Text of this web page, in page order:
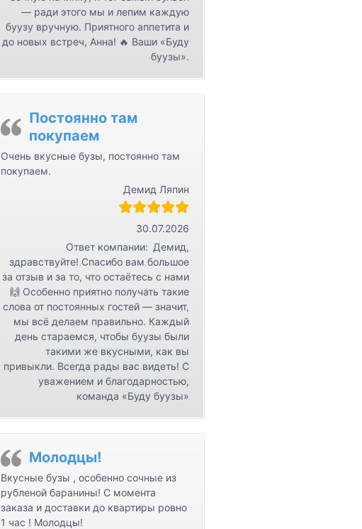
— ради этого мы и лепим каждую
буузу вручную. Приятного аппетита и
до новых встреч, Анна! 🔥 Ваши «Буду
буузы».
Постоянно там
покупаем
Очень вкусные бузы, постоянно там
покупаем.
Демид Ляпин
30.07.2026
Ответ компании: Демид,
здравствуйте! Спасибо вам большое
за отзыв и за то, что остаётесь с нами
🙌 Особенно приятно получать такие
слова от постоянных гостей — значит,
мы всё делаем правильно. Каждый
день стараемся, чтобы буузы были
такими же вкусными, как вы
привыкли. Всегда рады вас видеть! С
уважением и благодарностью,
команда «Буду буузы»
Молодцы!
Вкусные бузы , особенно сочные из
рубленой баранины! С момента
заказа и доставки до квартиры ровно
1 час ! Молодцы!